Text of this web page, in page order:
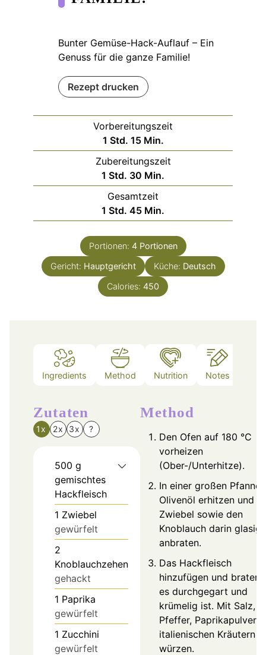
Bunter Gemüse-Hack-Auflauf – Ein
Genuss für die ganze Familie!
Rezept drucken
Vorbereitungszeit
1 Stunde
Std. 15Minuten
Min.
Zubereitungszeit
1 Stunde
Std. 30 Minuten
Min.
Gesamtzeit
1 Stunde
Std. 45Minuten
Min.
Portionen: 4 Portionen
Gericht: Hauptgericht Küche: Deutsch
Calories: 450
Ingredients Method Nutrition Notes
Zutaten
1x 2x 3x ?
500 g
gemischtes
Hackfleisch
1 Zwiebel
gewürfelt
2
Knoblauchzehen
gehackt
1 Paprika
gewürfelt
1 Zucchini
gewürfelt
Method
Den Ofen auf 180 °C
vorheizen
(Ober-/Unterhitze).
In einer großen Pfanne
Olivenöl erhitzen und
Zwiebel sowie den
Knoblauch darin glasig
anbraten.
Das Hackfleisch
hinzufügen und braten,
es durchgegart und
krümelig ist. Mit Salz,
Pfeffer, Paprikapulver
italienischen Kräutern
würzen.